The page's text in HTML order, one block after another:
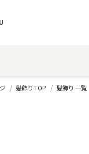
髪飾り TOP 髪飾り 一覧